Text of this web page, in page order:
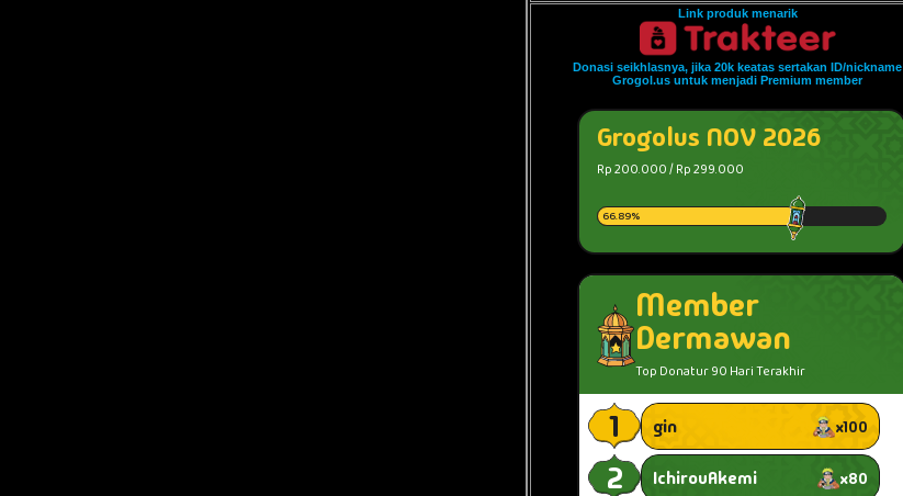
Link produk menarik
Donasi seikhlasnya, jika 20k keatas sertakan ID/nickname
Grogol.us untuk menjadi Premium member